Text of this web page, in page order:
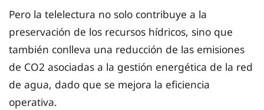
Pero la telelectura no solo contribuye a la
preservación de los recursos hídricos, sino que
también conlleva una reducción de las emisiones
de CO2 asociadas a la gestión energética de la red
de agua, dado que se mejora la eficiencia
operativa.